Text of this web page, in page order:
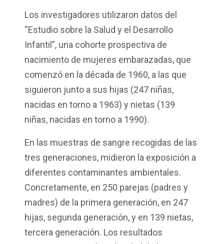
Los investigadores utilizaron datos del
“Estudio sobre la Salud y el Desarrollo
Infantil”, una cohorte prospectiva de
nacimiento de mujeres embarazadas, que
comenzó en la década de 1960, a las que
siguieron junto a sus hijas (247 niñas,
nacidas en torno a 1963) y nietas (139
niñas, nacidas en torno a 1990).
En las muestras de sangre recogidas de las
tres generaciones, midieron la exposición a
diferentes contaminantes ambientales.
Concretamente, en 250 parejas (padres y
madres) de la primera generación, en 247
hijas, segunda generación, y en 139 nietas,
tercera generación. Los resultados